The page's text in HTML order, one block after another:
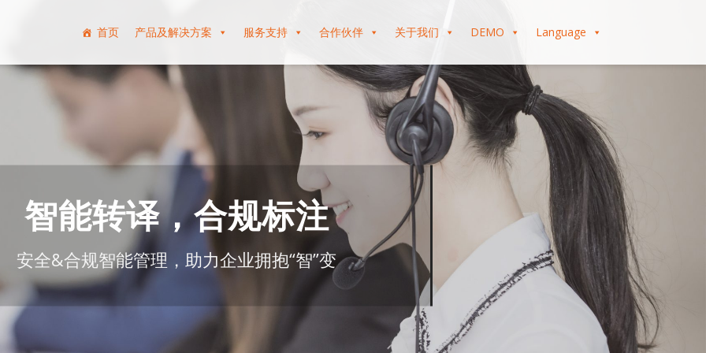
首页 产品及解决方案 服务支持 合作伙伴 关于我们 DEMO Language
智能转译，合规标注
安全&合规智能管理，助力企业拥抱“智”变